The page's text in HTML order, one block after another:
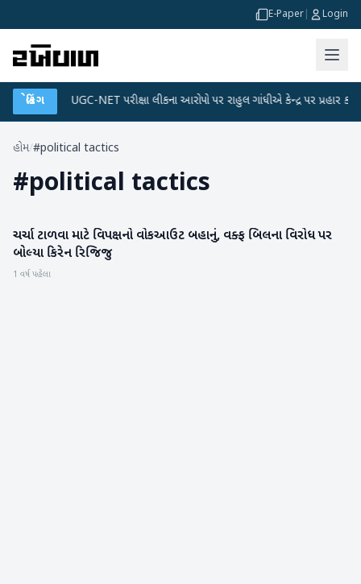
E-Paper Login
બ્રેકિંગ
● UGC-NET પરીક્ષા લીકના આરોપો પર રાહુલ ગાંધીએ કેન્દ્ર પર પ્રહાર કર્યા
હોમ/#political tactics
#political tactics
રાષ્ટ્રીય
ચર્ચા ટાળવા માટે વિપક્ષનો વોકઆઉટ બહાનું, વક્ફ બિલના વિરોધ પર
બોલ્યા કિરેન રિજિજુ
1 વર્ષ પહેલા